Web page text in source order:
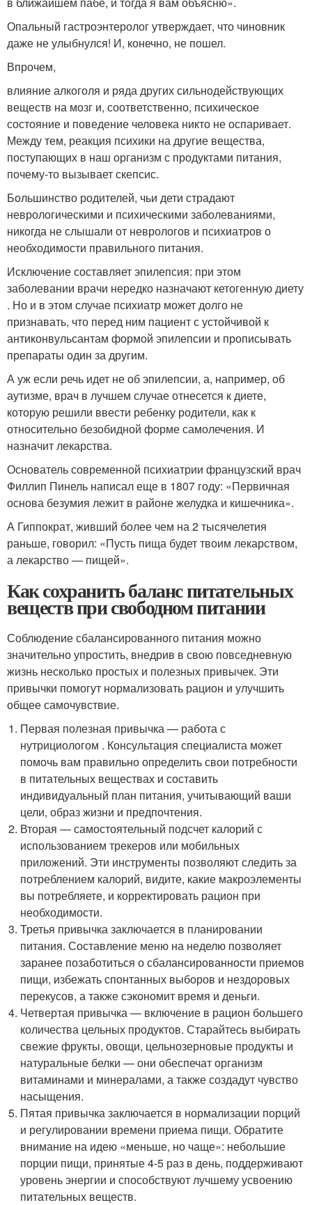
Опальный гастроэнтеролог утверждает, что чиновник
даже не улыбнулся! И, конечно, не пошел.
Впрочем,
влияние алкоголя и ряда других сильнодействующих
веществ на мозг и, соответственно, психическое
состояние и поведение человека никто не оспаривает.
Между тем, реакция психики на другие вещества,
поступающих в наш организм с продуктами питания,
почему-то вызывает скепсис.
Большинство родителей, чьи дети страдают
неврологическими и психическими заболеваниями,
никогда не слышали от неврологов и психиатров о
необходимости правильного питания.
Исключение составляет эпилепсия: при этом
заболевании врачи нередко назначают кетогенную диету
. Но и в этом случае психиатр может долго не
признавать, что перед ним пациент с устойчивой к
антиконвульсантам формой эпилепсии и прописывать
препараты один за другим.
А уж если речь идет не об эпилепсии, а, например, об
аутизме, врач в лучшем случае отнесется к диете,
которую решили ввести ребенку родители, как к
относительно безобидной форме самолечения. И
назначит лекарства.
Основатель современной психиатрии французский врач
Филлип Пинель написал еще в 1807 году: «Первичная
основа безумия лежит в районе желудка и кишечника».
А Гиппократ, живший более чем на 2 тысячелетия
раньше, говорил: «Пусть пища будет твоим лекарством,
а лекарство — пищей».
Как сохранить баланс питательных
веществ при свободном питании
Соблюдение сбалансированного питания можно
значительно упростить, внедрив в свою повседневную
жизнь несколько простых и полезных привычек. Эти
привычки помогут нормализовать рацион и улучшить
общее самочувствие.
Первая полезная привычка — работа с
нутрициологом . Консультация специалиста может
помочь вам правильно определить свои потребности
в питательных веществах и составить
индивидуальный план питания, учитывающий ваши
цели, образ жизни и предпочтения.
Вторая — самостоятельный подсчет калорий с
использованием трекеров или мобильных
приложений. Эти инструменты позволяют следить за
потреблением калорий, видите, какие макроэлементы
вы потребляете, и корректировать рацион при
необходимости.
Третья привычка заключается в планировании
питания. Составление меню на неделю позволяет
заранее позаботиться о сбалансированности приемов
пищи, избежать спонтанных выборов и нездоровых
перекусов, а также сэкономит время и деньги.
Четвертая привычка — включение в рацион большего
количества цельных продуктов. Старайтесь выбирать
свежие фрукты, овощи, цельнозерновые продукты и
натуральные белки — они обеспечат организм
витаминами и минералами, а также создадут чувство
насыщения.
Пятая привычка заключается в нормализации порций
и регулировании времени приема пищи. Обратите
внимание на идею «меньше, но чаще»: небольшие
порции пищи, принятые 4-5 раз в день, поддерживают
уровень энергии и способствуют лучшему усвоению
питательных веществ.